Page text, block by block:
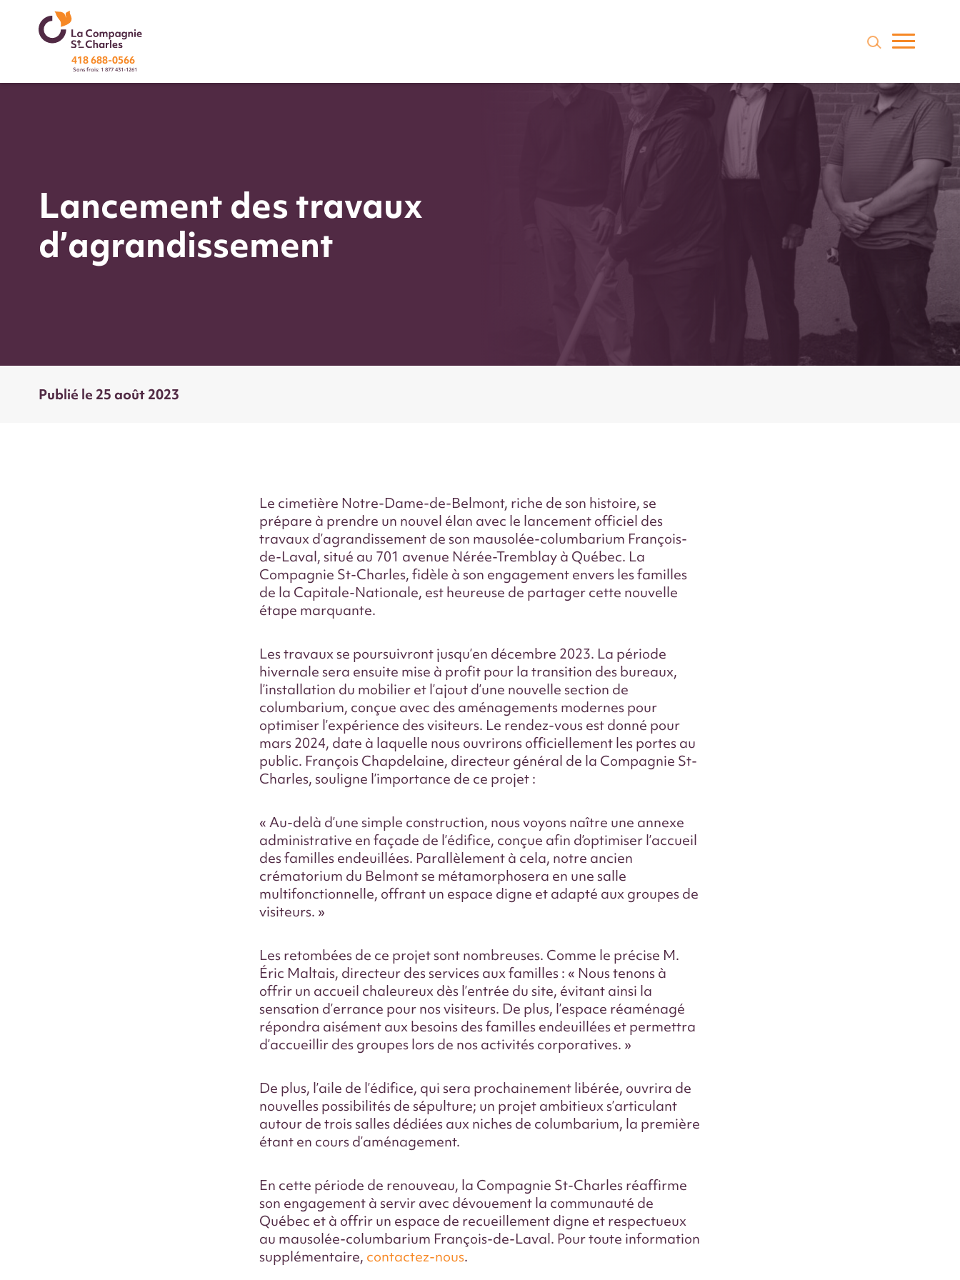
418 688-0566
Sans frais: 1 877 431-1261
Lancement des travaux
d’agrandissement
Publié le 25 août 2023
Le cimetière Notre-Dame-de-Belmont, riche de son histoire, se
prépare à prendre un nouvel élan avec le lancement officiel des
travaux d’agrandissement de son mausolée-columbarium François-
de-Laval, situé au 701 avenue Nérée-Tremblay à Québec. La
Compagnie St-Charles, fidèle à son engagement envers les familles
de la Capitale-Nationale, est heureuse de partager cette nouvelle
étape marquante.
Les travaux se poursuivront jusqu’en décembre 2023. La période
hivernale sera ensuite mise à profit pour la transition des bureaux,
l’installation du mobilier et l’ajout d’une nouvelle section de
columbarium, conçue avec des aménagements modernes pour
optimiser l’expérience des visiteurs. Le rendez-vous est donné pour
mars 2024, date à laquelle nous ouvrirons officiellement les portes au
public. François Chapdelaine, directeur général de la Compagnie St-
Charles, souligne l’importance de ce projet :
« Au-delà d’une simple construction, nous voyons naître une annexe
administrative en façade de l’édifice, conçue afin d’optimiser l’accueil
des familles endeuillées. Parallèlement à cela, notre ancien
crématorium du Belmont se métamorphosera en une salle
multifonctionnelle, offrant un espace digne et adapté aux groupes de
visiteurs. »
Les retombées de ce projet sont nombreuses. Comme le précise M.
Éric Maltais, directeur des services aux familles : « Nous tenons à
offrir un accueil chaleureux dès l’entrée du site, évitant ainsi la
sensation d’errance pour nos visiteurs. De plus, l’espace réaménagé
répondra aisément aux besoins des familles endeuillées et permettra
d’accueillir des groupes lors de nos activités corporatives. »
De plus, l’aile de l’édifice, qui sera prochainement libérée, ouvrira de
nouvelles possibilités de sépulture; un projet ambitieux s’articulant
autour de trois salles dédiées aux niches de columbarium, la première
étant en cours d’aménagement.
En cette période de renouveau, la Compagnie St-Charles réaffirme
son engagement à servir avec dévouement la communauté de
Québec et à offrir un espace de recueillement digne et respectueux
au mausolée-columbarium François-de-Laval. Pour toute information
supplémentaire, contactez-nous.